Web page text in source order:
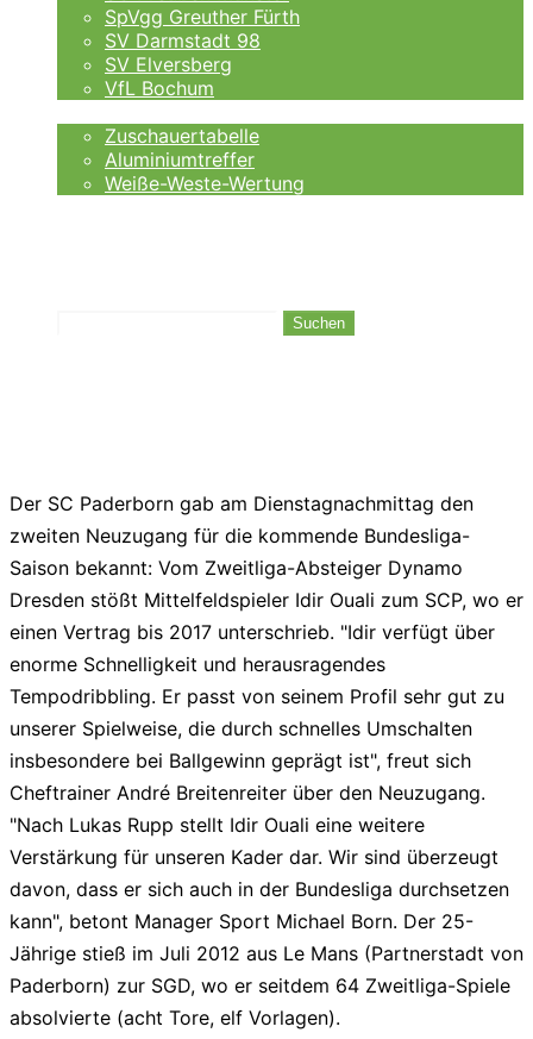
SpVgg Greuther Fürth
SV Darmstadt 98
SV Elversberg
VfL Bochum
Zuschauertabelle
Aluminiumtreffer
Weiße-Weste-Wertung
Suchen
Der SC Paderborn gab am Dienstagnachmittag den
zweiten Neuzugang für die kommende Bundesliga-
Saison bekannt: Vom Zweitliga-Absteiger Dynamo
Dresden stößt Mittelfeldspieler Idir Ouali zum SCP, wo er
einen Vertrag bis 2017 unterschrieb. "Idir verfügt über
enorme Schnelligkeit und herausragendes
Tempodribbling. Er passt von seinem Profil sehr gut zu
unserer Spielweise, die durch schnelles Umschalten
insbesondere bei Ballgewinn geprägt ist", freut sich
Cheftrainer André Breitenreiter über den Neuzugang.
"Nach Lukas Rupp stellt Idir Ouali eine weitere
Verstärkung für unseren Kader dar. Wir sind überzeugt
davon, dass er sich auch in der Bundesliga durchsetzen
kann", betont Manager Sport Michael Born. Der 25-
Jährige stieß im Juli 2012 aus Le Mans (Partnerstadt von
Paderborn) zur SGD, wo er seitdem 64 Zweitliga-Spiele
absolvierte (acht Tore, elf Vorlagen).